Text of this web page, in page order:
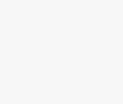
Qb1ebGeOfZ8?